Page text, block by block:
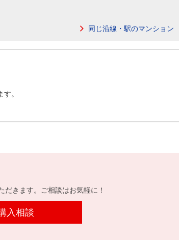
同じ沿線・駅のマンション
。
きます。ご相談はお気軽に！
入相談